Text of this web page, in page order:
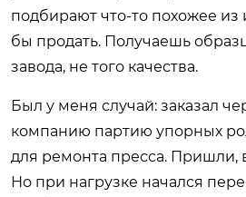
подбирают что-то похожее
бы продать. Получаешь
завода, не того качества.
Был у меня случай: заказал
компанию партию упорных
для ремонта пресса. Пришли,
Но при нагрузке начался